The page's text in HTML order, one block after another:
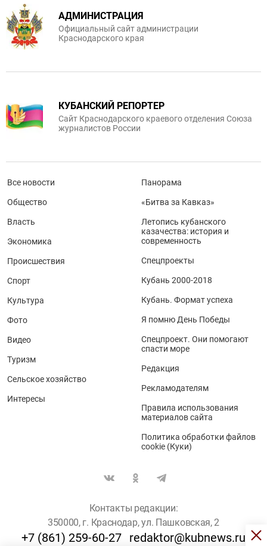
АДМИНИСТРАЦИЯ
Официальный сайт администрации
Краснодарского края
КУБАНСКИЙ РЕПОРТЕР
Сайт Краснодарского краевого отделения Союза
журналистов России
Все новости
Общество
Власть
Экономика
Происшествия
Спорт
Культура
Фото
Видео
Туризм
Сельское хозяйство
Интересы
Панорама
«Битва за Кавказ»
Летопись кубанского
казачества: история и
современность
Спецпроекты
Кубань 2000-2018
Кубань. Формат успеха
Я помню День Победы
Спецпроект. Они помогают
спасти море
Редакция
Рекламодателям
Правила использования
материалов сайта
Политика обработки файлов
cookie (Куки)
Контакты редакции:
350000, г. Краснодар, ул. Пашковская, 2
+7 (861) 259-60-27 redaktor@kubnews.ru